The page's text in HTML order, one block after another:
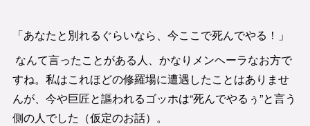
「あなたと別れるぐらいなら、今ここで死んでやる！」
なんて言ったことがある人、かなりメンヘーラなお方で
すね。私はこれほどの修羅場に遭遇したことはありませ
んが、今や巨匠と謳われるゴッホは“死んでやるぅ”と言う
側の人でした（仮定のお話）。